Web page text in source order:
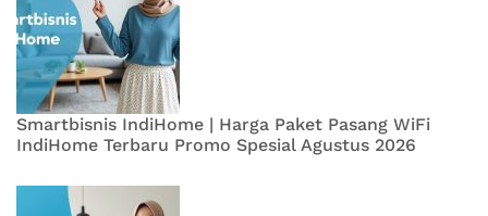
Smartbisnis IndiHome | Harga Paket Pasang WiFi
IndiHome Terbaru Promo Spesial Agustus 2026